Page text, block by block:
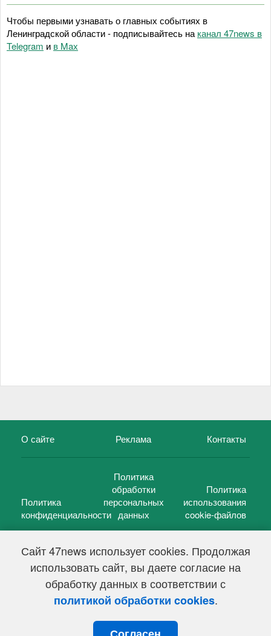
Сайт 47news использует cookies. Продолжая
использовать сайт, вы даете согласие на
обработку данных в соответствии с
политикой обработки cookies.
Чтобы первыми узнавать о главных событиях в
Ленинградской области - подписывайтесь на канал 47news в
Telegram и в Maх
О сайте Реклама Контакты
Политика
конфиденциальности
Политика
обработки
персональных
данных
Политика
использования
cookie-файлов
47 новостей (47 news)2005 — 2026 г.
Свидетельство о регистрации СМИ Эл № ФС 77-39848, выдано
Федеральной службой по надзору в сфере связи,
информационных технологий и массовых коммуникаций